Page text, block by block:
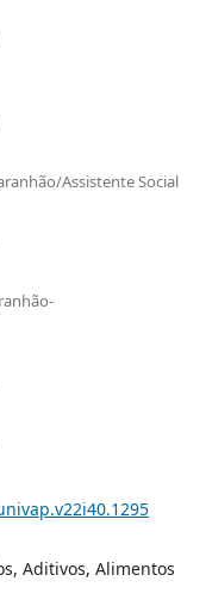
Assistente Social
Aditivos, Alimentos